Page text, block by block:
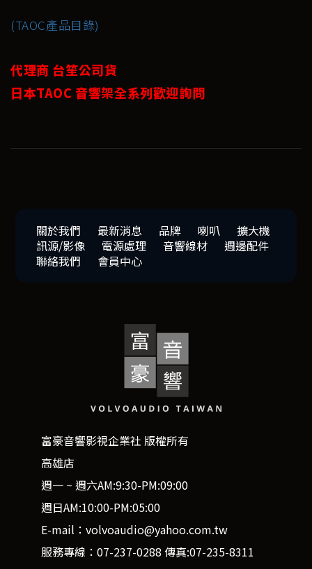
(TAOC產品目錄)
代理商 台笙公司貨
日本TAOC 音響架全系列歡迎詢問
關於我們 最新消息 品牌 喇叭
擴大機
訊源/影像
電源處理 音響線材
週邊配件
聯絡我們
會員中心
富豪音響影視企業社 版權所有
高雄店
週一 ~ 週六AM:9:30-PM:09:00
週日AM:10:00-PM:05:00
E-mail：volvoaudio@yahoo.com.tw
服務專線：07-237-0288 傳真:07-235-8311